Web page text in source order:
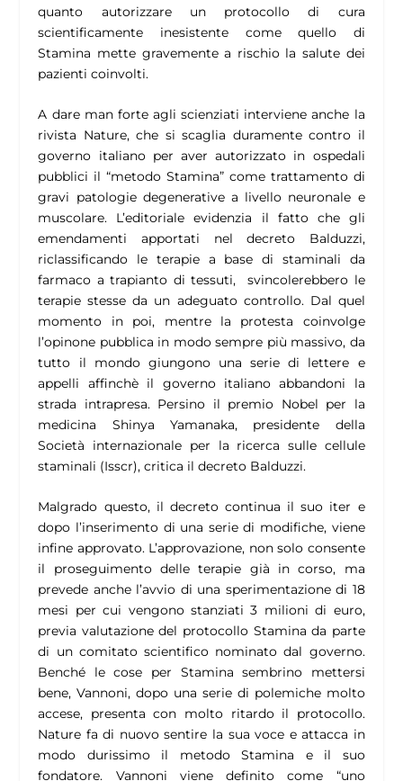
quanto autorizzare un protocollo di cura
scientificamente inesistente come quello di
Stamina mette gravemente a rischio la salute dei
pazienti coinvolti.
A dare man forte agli scienziati interviene anche la
rivista Nature, che si scaglia duramente contro il
governo italiano per aver autorizzato in ospedali
pubblici il “metodo Stamina” come trattamento di
gravi patologie degenerative a livello neuronale e
muscolare. L’editoriale evidenzia il fatto che gli
emendamenti apportati nel decreto Balduzzi,
riclassificando le terapie a base di staminali da
farmaco a trapianto di tessuti, svincolerebbero le
terapie stesse da un adeguato controllo. Dal quel
momento in poi, mentre la protesta coinvolge
l’opinone pubblica in modo sempre più massivo, da
tutto il mondo giungono una serie di lettere e
appelli affinchè il governo italiano abbandoni la
strada intrapresa. Persino il premio Nobel per la
medicina Shinya Yamanaka, presidente della
Società internazionale per la ricerca sulle cellule
staminali (Isscr), critica il decreto Balduzzi.
Malgrado questo, il decreto continua il suo iter e
dopo l’inserimento di una serie di modifiche, viene
infine approvato. L’approvazione, non solo consente
il proseguimento delle terapie già in corso, ma
prevede anche l’avvio di una sperimentazione di 18
mesi per cui vengono stanziati 3 milioni di euro,
previa valutazione del protocollo Stamina da parte
di un comitato scientifico nominato dal governo.
Benché le cose per Stamina sembrino mettersi
bene, Vannoni, dopo una serie di polemiche molto
accese, presenta con molto ritardo il protocollo.
Nature fa di nuovo sentire la sua voce e attacca in
modo durissimo il metodo Stamina e il suo
fondatore. Vannoni viene definito come “uno